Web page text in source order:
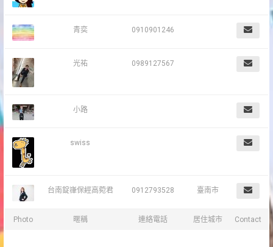
Photo 暱稱 連絡電話 居住城市 Contact
青奕 0910901246
光祐 0989127567
小路
swiss
台南錠嵂保經高菀君 0912793528 臺南市